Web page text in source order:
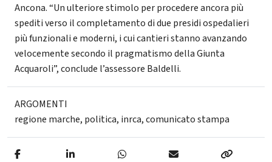
Ancona. “Un ulteriore stimolo per procedere ancora più
spediti verso il completamento di due presidi ospedalieri
più funzionali e moderni, i cui cantieri stanno avanzando
velocemente secondo il pragmatismo della Giunta
Acquaroli”, conclude l’assessore Baldelli.
ARGOMENTI
regione marche, politica, inrca,comunicato stampa